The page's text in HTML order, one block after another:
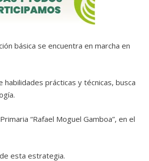
básica se encuentra en marcha en
prácticas y técnicas, busca
“Rafael Moguel Gamboa”, en el
esta estrategia.